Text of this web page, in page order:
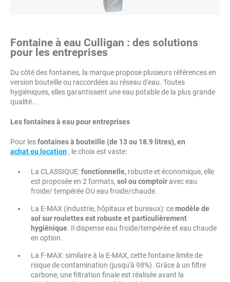
Fontaine à eau Culligan : des solutions
pour les entreprises
Du côté des fontaines, la marque propose plusieurs références en
version bouteille ou raccordées au réseau d'eau. Toutes
hygiéniques, elles garantissent une eau potable de la plus grande
qualité...
Les fontaines à eau pour entreprises
Pour lesfontaines à bouteille (de 13 ou 18.9 litres), en
achat ou location , le choix est vaste:
La CLASSIQUE:fonctionnelle, robuste et économique, elle
est proposée en 2 formats, sol ou comptoiravec eau
froide/ tempérée OU eau froide/chaude.
La E-MAX (industrie, hôpitaux et bureaux): cemodèle de
sol sur roulettes est robuste et particulièrement
hygiénique. Il dispense eau froide/tempérée et eau chaude
en option.
La F-MAX: similaire à la E-MAX, cette fontaine limite de
risque de contamination (jusqu'à 98%). Grâce à un filtre
carbone, une filtration finale est réalisée avant la